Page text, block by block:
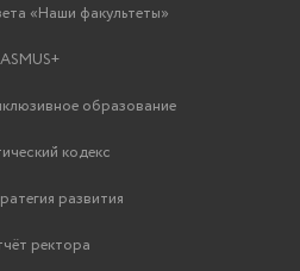
«Наши факультеты»
образование
кодекс
развития
ректора